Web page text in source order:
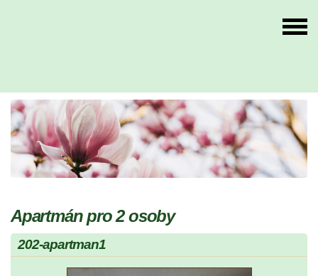
Apartmán pro 2 osoby
202-apartman1